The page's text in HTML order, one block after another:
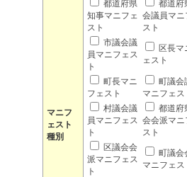
マニフ
ェスト
種別
都道府県
知事マニフェ
スト
都道府
会議員マニ
スト
市議会議
員マニフェス
ト
区長マ
ェスト
町長マニ
フェスト
町議会
マニフェス
村議会議
員マニフェス
ト
都道府
会会派マニ
スト
区議会会
派マニフェス
ト
町議会
マニフェス